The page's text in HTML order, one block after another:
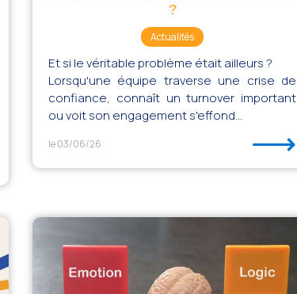
?
Actualités
Et si le véritable problème était ailleurs ?
Lorsqu'une équipe traverse une crise de
confiance, connaît un turnover important
ou voit son engagement s'effond...
le 03/06/26 ⟶